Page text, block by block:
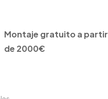
Montaje gratuito a partir
de 2000€